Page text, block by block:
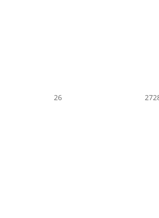
26 27